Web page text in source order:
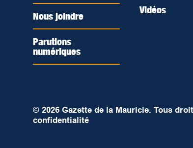
Nous joindre
Parutions
numériques
Vidéos
© 2026 Gazette de la Mauricie. Tous
confidentialité